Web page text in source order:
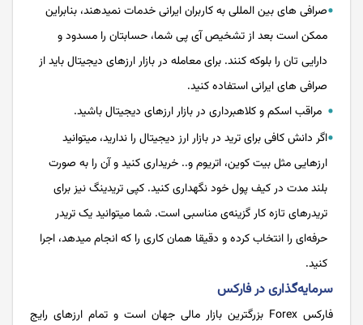
صرافی های بین المللی به کاربران ایرانی خدمات نمیدهند، بنابراین
ممکن است بعد از تشخیص آی پی شما، حسابتان را مسدود و
دارایی تان را بلوکه کنند. برای معامله در بازار ارزهای دیجیتال باید از
صرافی های ایرانی استفاده کنید.
مراقب اسکم و کلاهبرداری در بازار ارزهای دیجیتال باشید.
اگر دانش کافی برای ترید در بازار ارز دیجیتال را ندارید، میتوانید
ارزهایی مثل بیت کوین، اتریوم و.. خریداری کنید و آن را به صورت
بلند مدت در کیف پول خود نگهداری کنید. کپی تریدینگ نیز برای
تریدرهای تازه کار گزینه‌ی مناسبی است. شما میتوانید یک تریدر
حرفه‌ای را انتخاب کرده و دقیقا همان کاری را که انجام میدهد، اجرا
کنید.
سرمایه‌گذاری در فارکس
فارکس Forex بزرگترین بازار مالی جهان است و تمام ارزهای رایج